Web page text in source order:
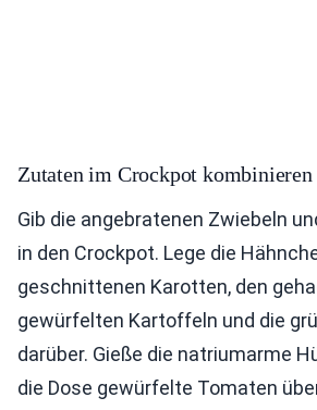
Zutaten im Crockpot kombinieren
Gib die angebratenen Zwiebeln
in den Crockpot. Lege die
geschnittenen Karotten, den
gewürfelten Kartoffeln und die
darüber. Gieße die natriumarme
die Dose gewürfelte Tomaten